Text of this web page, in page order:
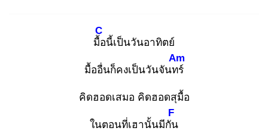
มื้อ
C
นี้เป็นวันอาทิตย์
มื้ออื่นก็คงเป็นวันจันทร์
Am
คิดฮอดเสมอ คิดฮอดสุมื้อ
ในตอนที่เฮานั้นมีกัน
F